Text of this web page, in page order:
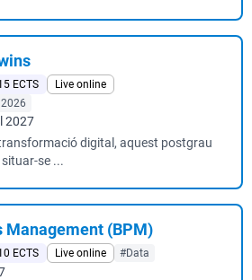
ECTS
Live online
2027
digital, aquest postgrau
se ...
Management (BPM)
ECTS Live online #Data